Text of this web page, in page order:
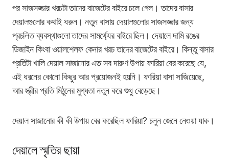
পর সাজসজ্জার খরচটা তাদের বাজেটের বাইরে চলে গেল। তাদের বাসার
দেয়ালগুলোর কথাই ধরুন। নতুন বাসায় দেয়ালগুলোর সাজসজ্জার জন্য
প্রচলিত ব্যবস্থাগুলো তাদের সামর্থ্যের বাইরে ছিল। দেয়ালে দামি রঙের
ডিজাইন কিংবা ওয়ালশেলফ কেনার খরচ তাদের বাজেটের বাইরে। কিন্তু বাসার
প্রতিটা খালি দেয়াল সাজানোর এত সব দারুণ উপায় ফারিয়া বের করেছে যে,
এই ধরনের কোনো কিছুর আর প্রয়োজনই হয়নি। ফারিয়া বাসা সাজিয়েছে,
আর স্ত্রীর প্রতি মিঠুনের মুগ্ধতা নতুন করে শুধু বেড়েছে।
দেয়াল সাজানোর কী কী উপায় বের করেছিল ফারিয়া? চলুন জেনে নেওয়া যাক।
দেয়ালে স্মৃতির ছায়া